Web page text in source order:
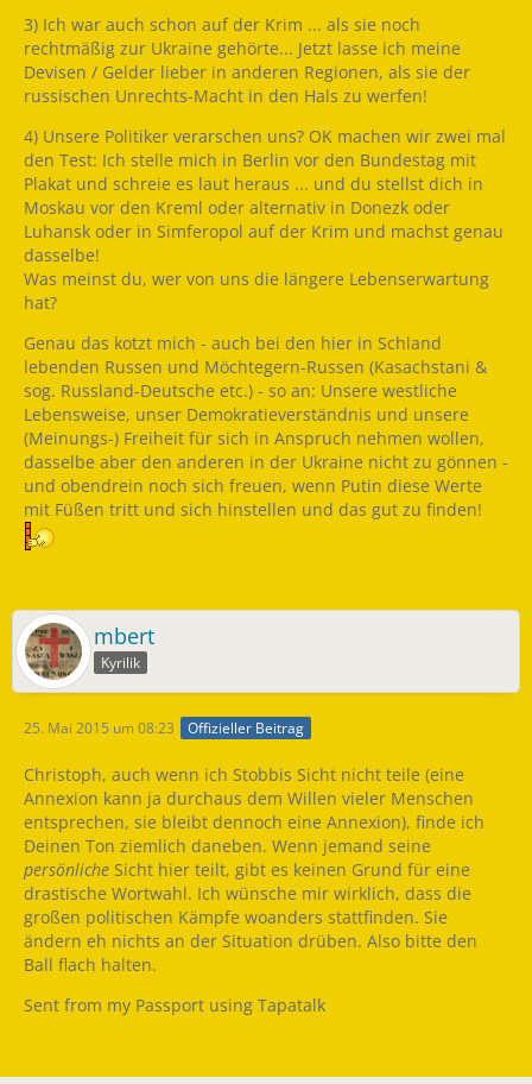
3) Ich war auch schon auf der Krim ... als sie noch
rechtmäßig zur Ukraine gehörte... Jetzt lasse ich meine
Devisen / Gelder lieber in anderen Regionen, als sie der
russischen Unrechts-Macht in den Hals zu werfen!
4) Unsere Politiker verarschen uns? OK machen wir zwei mal
den Test: Ich stelle mich in Berlin vor den Bundestag mit
Plakat und schreie es laut heraus ... und du stellst dich in
Moskau vor den Kreml oder alternativ in Donezk oder
Luhansk oder in Simferopol auf der Krim und machst genau
dasselbe!
Was meinst du, wer von uns die längere Lebenserwartung
hat?
Genau das kotzt mich - auch bei den hier in Schland
lebenden Russen und Möchtegern-Russen (Kasachstani &
sog. Russland-Deutsche etc.) - so an: Unsere westliche
Lebensweise, unser Demokratieverständnis und unsere
(Meinungs-) Freiheit für sich in Anspruch nehmen wollen,
dasselbe aber den anderen in der Ukraine nicht zu gönnen -
und obendrein noch sich freuen, wenn Putin diese Werte
mit Füßen tritt und sich hinstellen und das gut zu finden!
mbert
Kyrilik
25. Mai 2015 um 08:23 Offizieller Beitrag
Christoph, auch wenn ich Stobbis Sicht nicht teile (eine
Annexion kann ja durchaus dem Willen vieler Menschen
entsprechen, sie bleibt dennoch eine Annexion), finde ich
Deinen Ton ziemlich daneben. Wenn jemand seine
persönliche Sicht hier teilt, gibt es keinen Grund für eine
drastische Wortwahl. Ich wünsche mir wirklich, dass die
großen politischen Kämpfe woanders stattfinden. Sie
ändern eh nichts an der Situation drüben. Also bitte den
Ball flach halten.
Sent from my Passport using Tapatalk